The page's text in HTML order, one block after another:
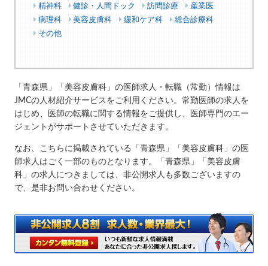
精神科 健診・人間ドック 訪問診療
産業医
病理科
美容皮膚科 緩和ケア科
総合診療科
その他
「青森県」「美容皮膚科」の医師求人・転職（常勤）情報は
JMCの人材紹介サービスをご利用ください。常勤医師の求人を
はじめ、医師の転職に関する情報をご提供し、医師専門のエー
ジェントがサポートさせていただきます。
なお、こちらに掲載されている「青森県」「美容皮膚科」の医
師求人はごく一部のものとなります。「青森県」「美容皮膚
科」の求人につきましては、非公開求人も多数ございますの
で、是非お問い合わせください。